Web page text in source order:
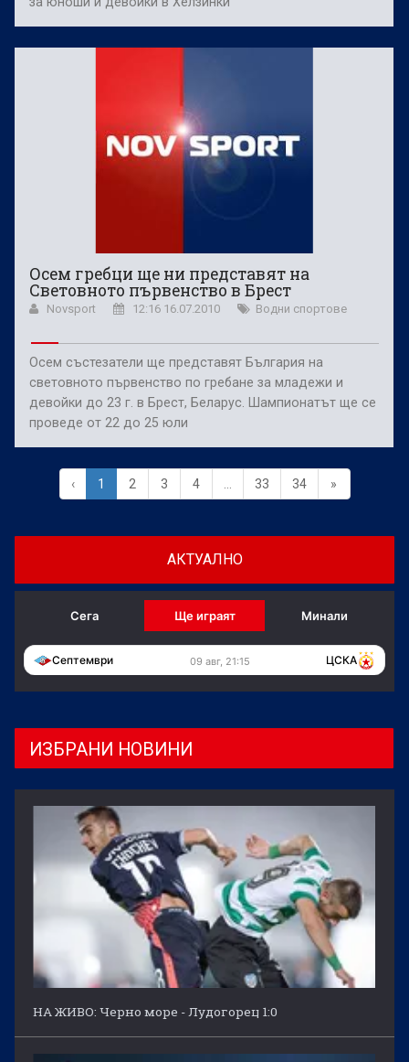
Осем гребци ще ни представят на
Световното първенство в Брест
Novsport 12:16 16.07.2010 Водни спортове
Осем състезатели ще представят България на
световното първенство по гребане за младежи и
девойки до 23 г. в Брест, Беларус. Шампионатът ще се
проведе от 22 до 25 юли
‹ 1 2 3 4 33 34 »
АКТУАЛНО
Сега Ще играят Минали
Септември 09 авг, 21:15 ЦСКА
ИЗБРАНИ НОВИНИ
НА ЖИВО: Черно море - Лудогорец 1:0